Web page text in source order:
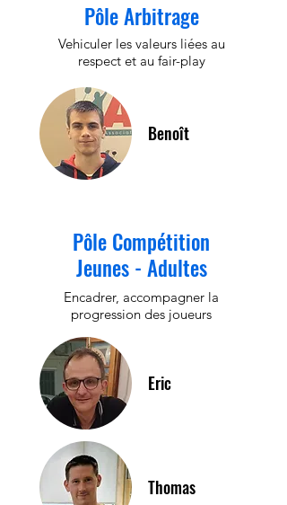
Pôle Arbitrage
Vehiculer les valeurs liées au
respect et au fair-play
Benoît
Pôle Compétition
Jeunes - Adultes
Encadrer, accompagner la
progression des joueurs
Eric
Thomas